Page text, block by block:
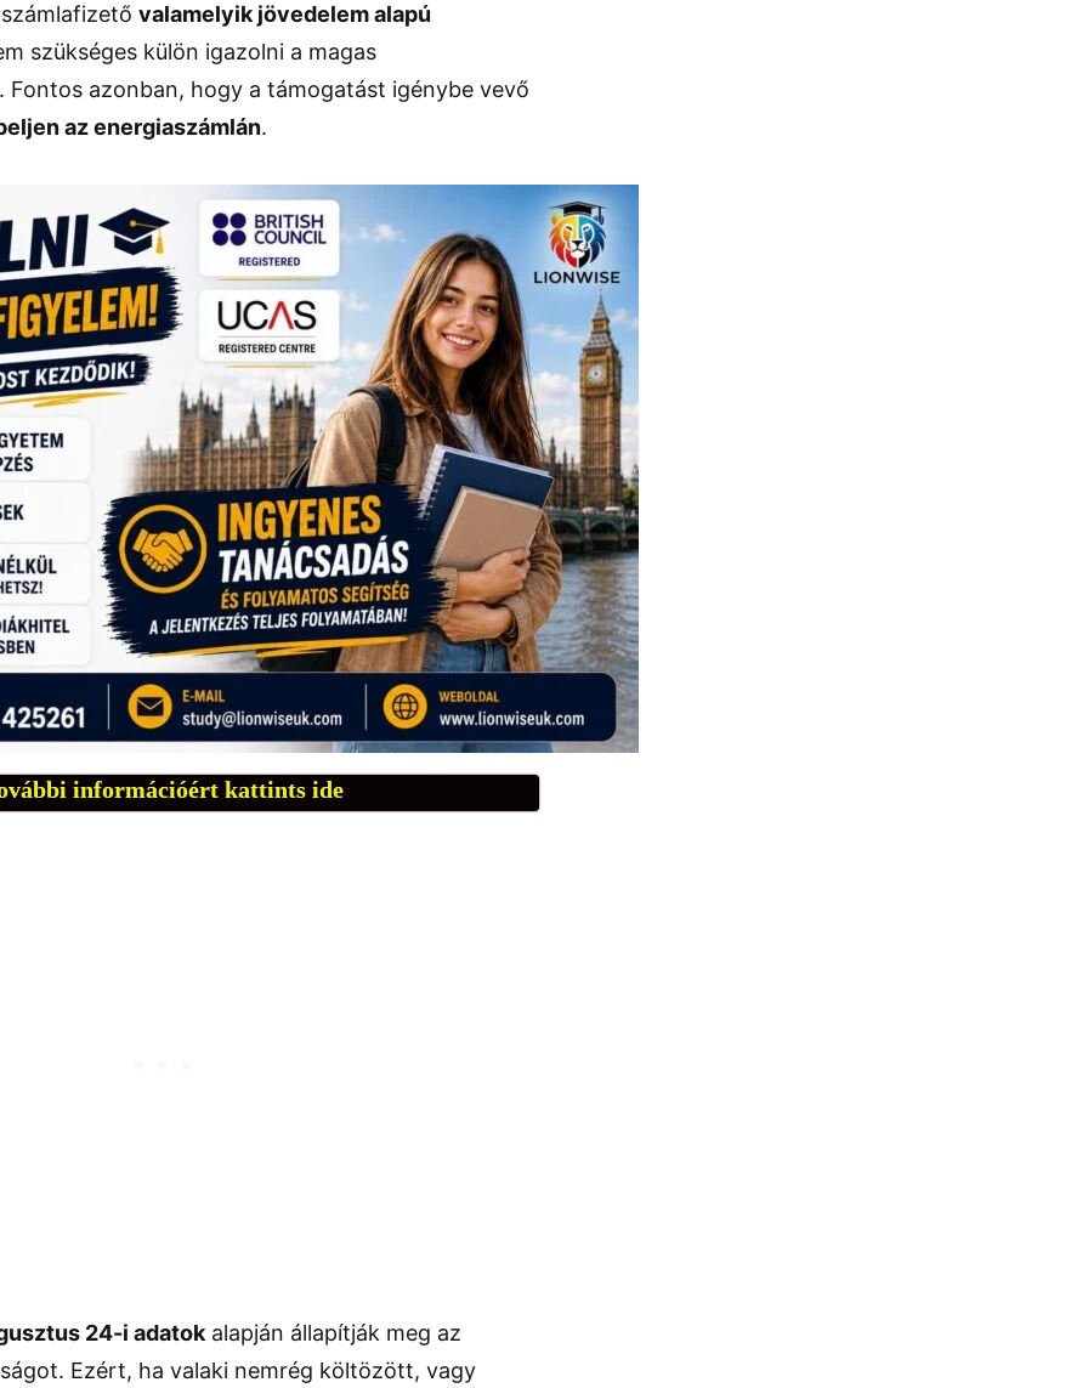
valamelyik jövedelem alapú
szükséges külön igazolni a magas
Fontos azonban, hogy a támogatást igénybe vevő
az energiaszámlán.
információért kattints ide
24-i adatok alapján állapítják meg az
Ezért, ha valaki nemrég költözött, vagy